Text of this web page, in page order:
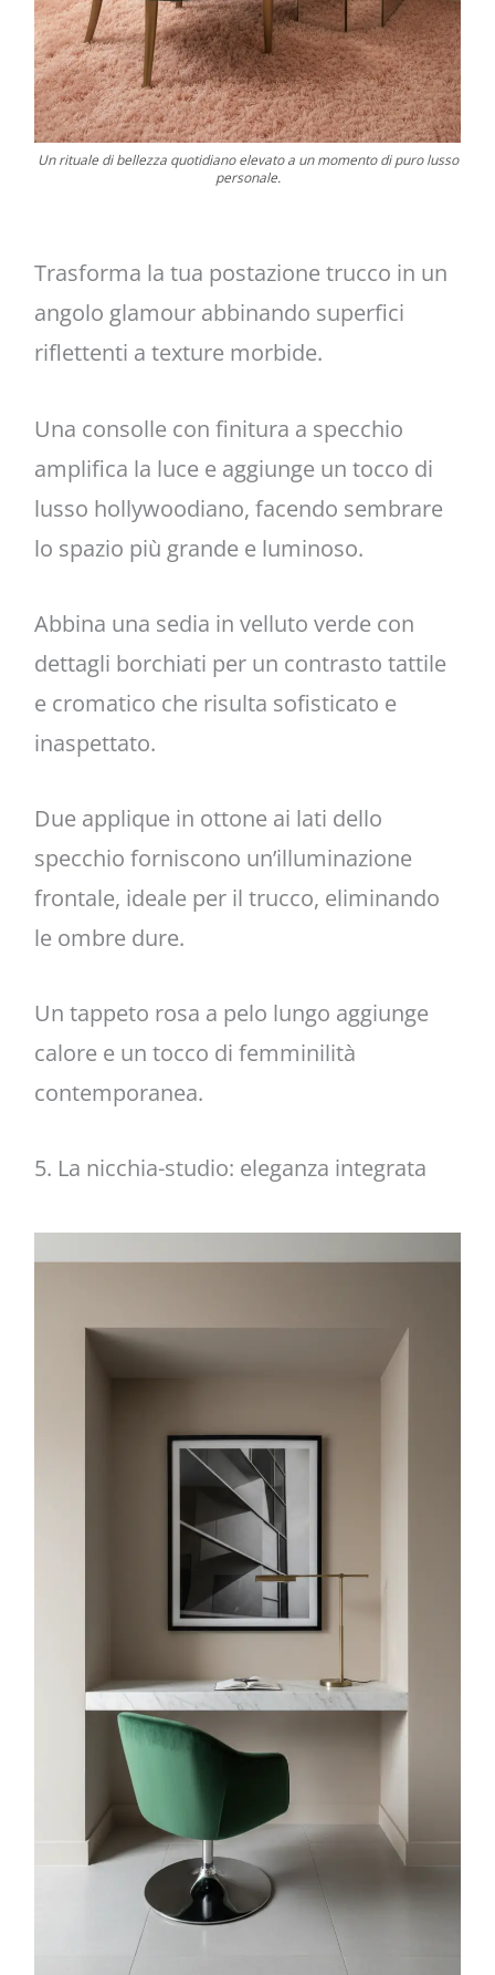
Un rituale di bellezza quotidiano elevato a un momento di puro lusso
personale.
Trasforma la tua postazione trucco in un
angolo glamour abbinando superfici
riflettenti a texture morbide.
Una consolle con finitura a specchio
amplifica la luce e aggiunge un tocco di
lusso hollywoodiano, facendo sembrare
lo spazio più grande e luminoso.
Abbina una sedia in velluto verde con
dettagli borchiati per un contrasto tattile
e cromatico che risulta sofisticato e
inaspettato.
Due applique in ottone ai lati dello
specchio forniscono un’illuminazione
frontale, ideale per il trucco, eliminando
le ombre dure.
Un tappeto rosa a pelo lungo aggiunge
calore e un tocco di femminilità
contemporanea.
5. La nicchia-studio: eleganza integrata